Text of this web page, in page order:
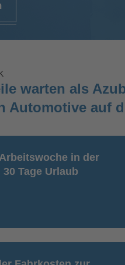
warten als
Automotive auf
in der
Tage Urlaub